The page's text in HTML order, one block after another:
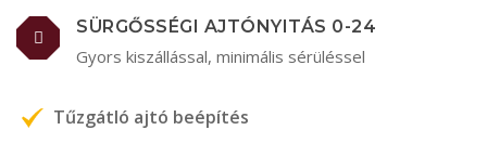
SÜRGŐSSÉGI AJTÓNYITÁS 0-24
Gyors kiszállással, minimális sérüléssel
Tűzgátló ajtó beépítés